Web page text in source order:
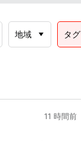
地域 タグ
11 時間前